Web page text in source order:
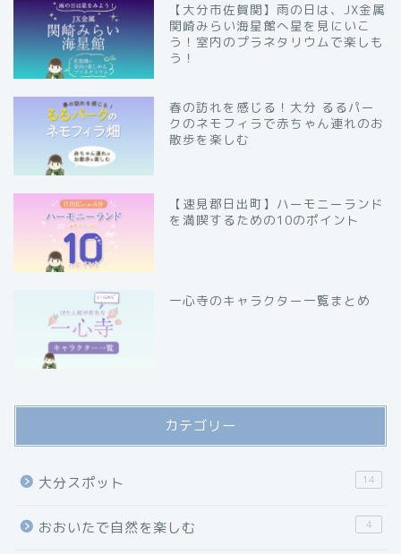
【大分市佐賀関】雨の日は、JX金属
関崎みらい海星館へ星を見にいこ
う！室内のプラネタリウムで楽しも
う！
春の訪れを感じる！大分 るるパー
クのネモフィラで赤ちゃん連れのお
散歩を楽しむ
【速見郡日出町】ハーモニーランド
を満喫するための10のポイント
一心寺のキャラクター一覧まとめ
カテゴリー
大分スポット 14
おおいたで自然を楽しむ 4